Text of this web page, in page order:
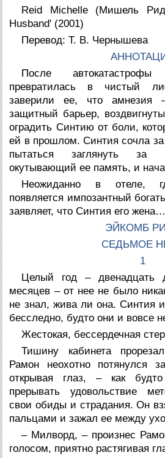
Reid Michelle (Мишель
Husband' (2001)
Перевод: Т. В. Чернышева
После
превратилась в чистый
заверили ее, что амнезия
защитный барьер,
оградить Синтию от боли,
ей в прошлом. Синтия сочла
пытаться заглянуть за
окутывающий ее память, и
Неожиданно в отеле,
появляется импозантный
заявляет, что Синтия его жена…
ЭЙКОМБ
СЕДЬМОЕ
1
Целый год – двенадцать
месяцев – от нее не было
не знал, жива ли она. Синтия
бесследно, будто они и вовсе
Жестокая, бессердечная
Тишину кабинета
Рамон неохотно потянулся
открывая глаз, – как
прерывать удовольствие
свои обиды и страдания. Он
пальцами и зажал ее между
– Милворд, – произнес
голосом, приятно растягивая